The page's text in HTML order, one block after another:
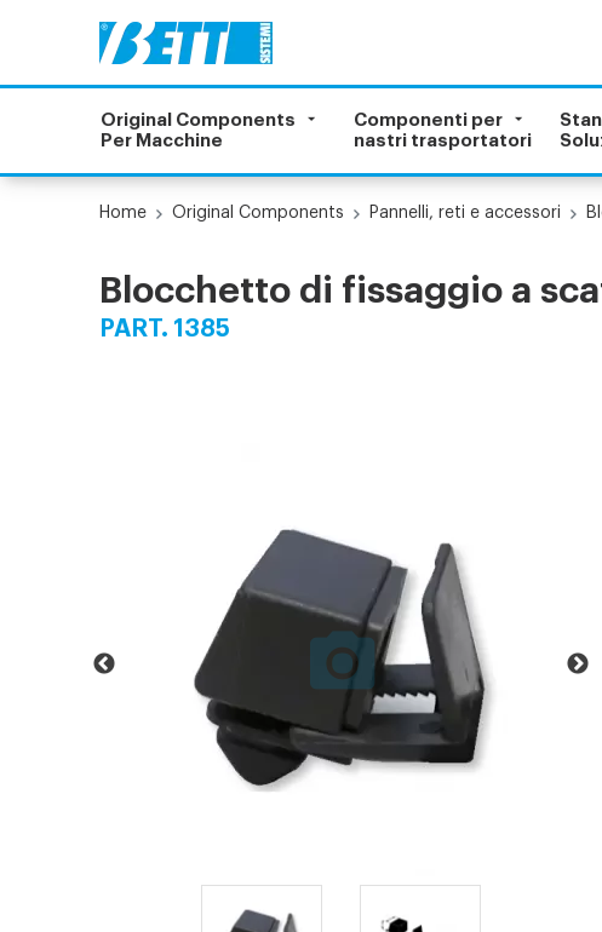
Original Components
Per Macchine
Componenti per
nastri trasportatori
Home Original Components Pannelli, reti e accessori
Blocchetto di fissaggio a
PART. 1385